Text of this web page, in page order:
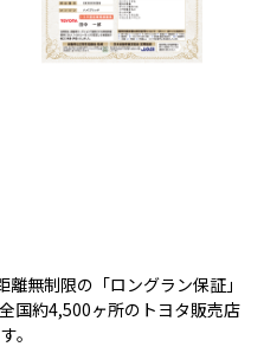
無制限の「ロングラン保証」
国約4,500ヶ所のトヨタ販売店
。